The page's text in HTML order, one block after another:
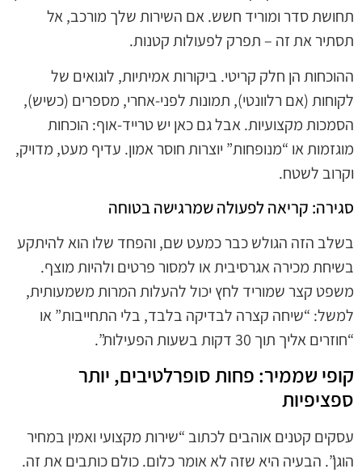
תחושת סדר ומוריד חשש. אם השירות שלך מורכב, אל
תסתיר את זה – תפרק לפעולות קטנות.
ההוכחות הן חלק קריטי. ביקורות אמיתיות, לוגואים של
לקוחות (אם רלוונטי), תמונות לפני-אחרי, מספרים (כשיש),
הסמכות מקצועיות. אבל גם כאן יש טרייד-אוף: הוכחות
מוגזמות או “מנופחות” יוצרות חוסר אמון. עדיף מעט, מדויק,
וקרוב לשטח.
סגירה: קריאה לפעולה שמרגישה בטוחה
בשלב הזה הגולש כבר כמעט שם, והפחד שלו הוא להיתקע
בשיחת מכירה אגרסיבית או למסור פרטים ולהיות מוצף.
משפט קצר שמוריד לחץ יכול להעלות המרות משמעותית,
למשל: “שיחה קצרה לבדיקה בלבד, בלי התחייבות” או
“חוזרים אליך תוך 30 דקות בשעות הפעילות”.
קופי שממיר: פחות סופרלטיבים, יותר
ספציפיות
עסקים קטנים אוהבים לכתוב “שירות מקצועי ואמין במחיר
הוגן”. הבעיה היא שזה לא אומר כלום. כולם כותבים את זה.